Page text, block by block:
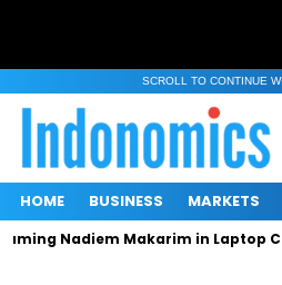
SCROLL TO CONTINUE
HOME BUSINESS MARKETS
Nadiem Makarim in Laptop